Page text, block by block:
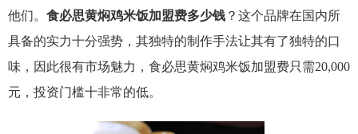
他们。 食必思黄焖鸡米饭加盟费多少钱 ？这个品牌在国内所
具备的实力十分强势，其独特的制作手法让其有了独特的口
味，因此很有市场魅力，食必思黄焖鸡米饭加盟费只需20,000
元，投资门槛十非常的低。